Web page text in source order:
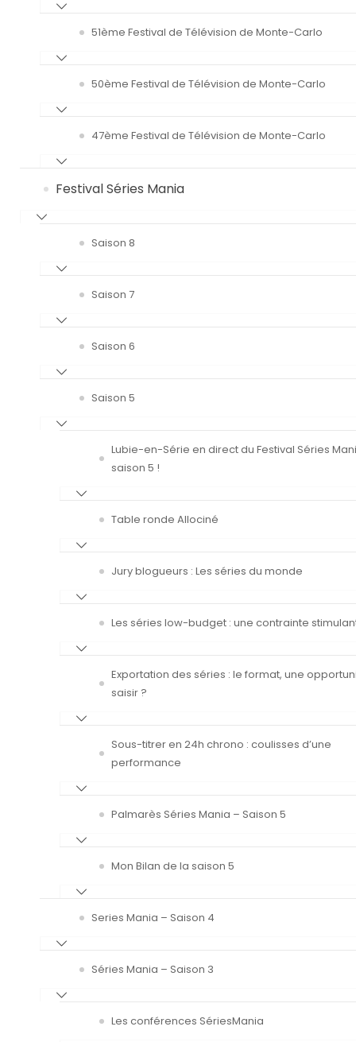
51ème Festival de Télévision de Monte-Carlo
50ème Festival de Télévision de Monte-Carlo
47ème Festival de Télévision de Monte-Carlo
Festival Séries Mania
Saison 8
Saison 7
Saison 6
Saison 5
Lubie-en-Série en direct du Festival Séries
saison 5 !
Table ronde Allociné
Jury blogueurs : Les séries du monde
Les séries low-budget : une contrainte
Exportation des séries : le format, une
saisir ?
Sous-titrer en 24h chrono : coulisses d’une
performance
Palmarès Séries Mania – Saison 5
Mon Bilan de la saison 5
Series Mania – Saison 4
Séries Mania – Saison 3
Les conférences SériesMania